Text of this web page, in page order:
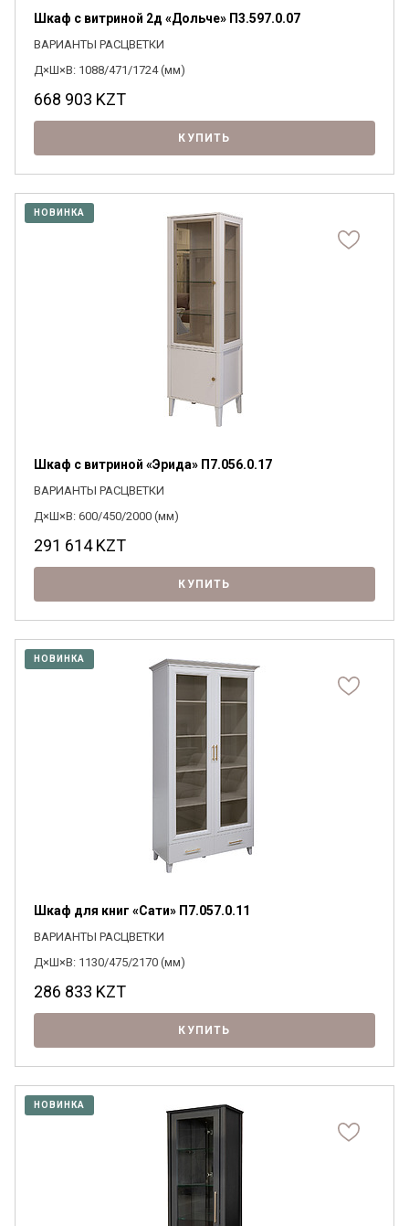
Шкаф с витриной 2д «Дольче» П3.597.0.07
ВАРИАНТЫ РАСЦВЕТКИ
Д×Ш×В: 1088/471/1724 (мм)
668 903 KZT
КУПИТЬ
НОВИНКА
Шкаф с витриной «Эрида» П7.056.0.17
ВАРИАНТЫ РАСЦВЕТКИ
Д×Ш×В: 600/450/2000 (мм)
291 614KZT
КУПИТЬ
НОВИНКА
Шкаф для книг «Сати» П7.057.0.11
ВАРИАНТЫ РАСЦВЕТКИ
Д×Ш×В: 1130/475/2170 (мм)
286 833 KZT
КУПИТЬ
НОВИНКА